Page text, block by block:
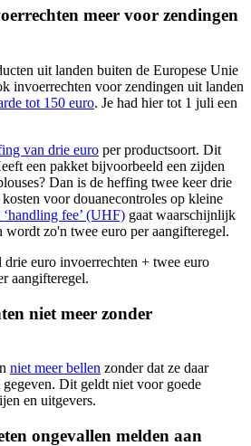
meer voor zendingen
uit landen buiten de Europese Unie
invoerrechten voor zendingen uit landen
tot 150 euro. Je had hier tot 1 juli een
van drie euro per productsoort. Dit
een pakket bijvoorbeeld een zijden
Dan is de heffing twee keer drie
voor douanecontroles op kleine
fee’ (UHF) gaat waarschijnlijk
zo'n twee euro per aangifteregel.
drie euro invoerrechten + twee euro
aangifteregel.
niet meer zonder
niet meerbellen zonder dat ze daar
Dit geldt niet voor goede
en uitgevers.
ongevallen melden aan